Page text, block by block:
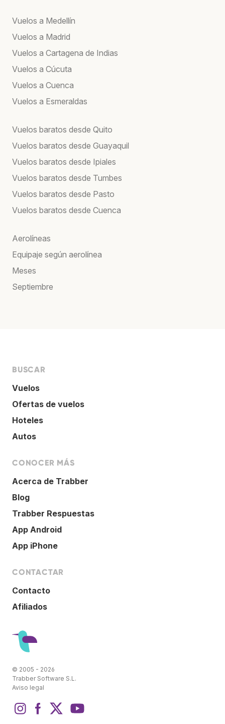
Vuelos a Medellín
Vuelos a Madrid
Vuelos a Cartagena de Indias
Vuelos a Cúcuta
Vuelos a Cuenca
Vuelos a Esmeraldas
Vuelos baratos desde Quito
Vuelos baratos desde Guayaquil
Vuelos baratos desde Ipiales
Vuelos baratos desde Tumbes
Vuelos baratos desde Pasto
Vuelos baratos desde Cuenca
Aerolíneas
Equipaje según aerolínea
Meses
Septiembre
BUSCAR
Vuelos
Ofertas de vuelos
Hoteles
Autos
CONOCER MÁS
Acerca de Trabber
Blog
Trabber Respuestas
App Android
App iPhone
CONTACTAR
Contacto
Afiliados
© 2005 - 2026
Trabber Software S.L.
Aviso legal